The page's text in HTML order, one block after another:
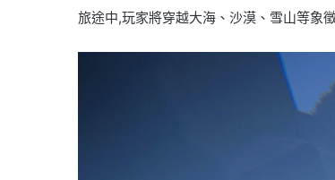
旅途中,玩家將穿越大海、沙漠、雪山等象